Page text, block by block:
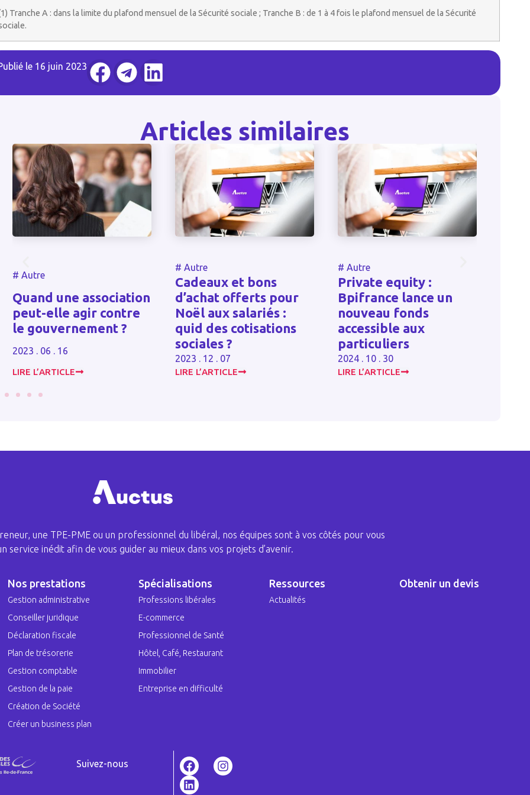
Tranche A : dans la limite du plafond mensuel de la Sécurité sociale ; Tranche B : de 1 à 4 fois le plafond mensuel de la Sécurité
le 16 juin 2023
Articles similaires
# Autre
Quand une association
peut-elle agir contre
le gouvernement ?
2023 . 06 . 16
LIRE L’ARTICLE
# Autre
Cadeaux et bons
d’achat offerts pour
Noël aux salariés :
quid des cotisations
sociales ?
2023 . 12 . 07
LIRE L’ARTICLE
# Autre
Private equity :
Bpifrance lance un
nouveau fonds
accessible aux
particuliers
2024 . 10 . 30
LIRE L’ARTICLE
une TPE-PME ou un professionnel du libéral, nos équipes sont à vos côtés pour vous
service inédit afin de vous guider au mieux dans vos projets d’avenir.
Nos prestations
Gestion administrative
Conseiller juridique
Déclaration fiscale
Plan de trésorerie
Gestion comptable
Gestion de la paie
Création de Société
Créer un business plan
Spécialisations
Professions libérales
E-commerce
Professionnel de Santé
Hôtel, Café, Restaurant
Immobilier
Entreprise en difficulté
Ressources
Actualités
Obtenir un devis
Suivez-nous